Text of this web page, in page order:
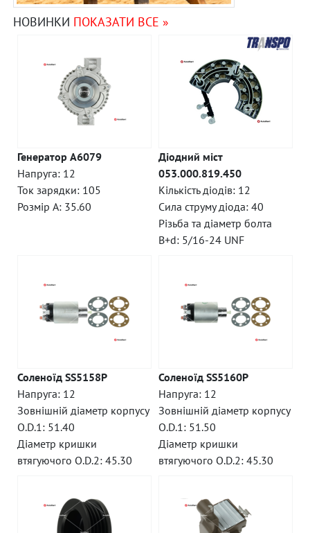
НОВИНКИ ПОКАЗАТИ ВСЕ »
Генератор A6079
Напруга: 12
Ток зарядки: 105
Розмір A: 35.60
Діодний міст
053.000.819.450
Кількість діодів: 12
Сила струму діода: 40
Різьба та діаметр болта
B+d: 5/16-24 UNF
Соленоїд SS5158P
Напруга: 12
Зовнішній діаметр корпусу
O.D.1: 51.40
Діаметр кришки
втягуючого O.D.2: 45.30
Соленоїд SS5160P
Напруга: 12
Зовнішній діаметр корпусу
O.D.1: 51.50
Діаметр кришки
втягуючого O.D.2: 45.30